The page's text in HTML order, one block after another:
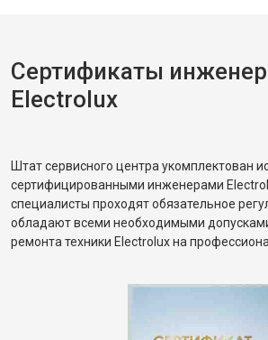
Сертификаты
Electrolux
Штат сервисного центра укомплектован
сертифицированными инженерами
специалисты проходят обязательное
обладают всеми необходимыми
ремонта техники Electrolux на